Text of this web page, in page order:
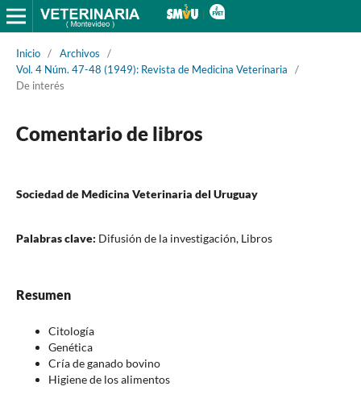
Inicio / Archivos
/
Vol. 4 Núm. 47-48 (1949): Revista de Medicina Veterinaria
/
De interés
Comentario de libros
Sociedad de Medicina Veterinaria del Uruguay
Palabras clave: Difusión de la investigación, Libros
Resumen
Citología
Genética
Cría de ganado bovino
Higiene de los alimentos